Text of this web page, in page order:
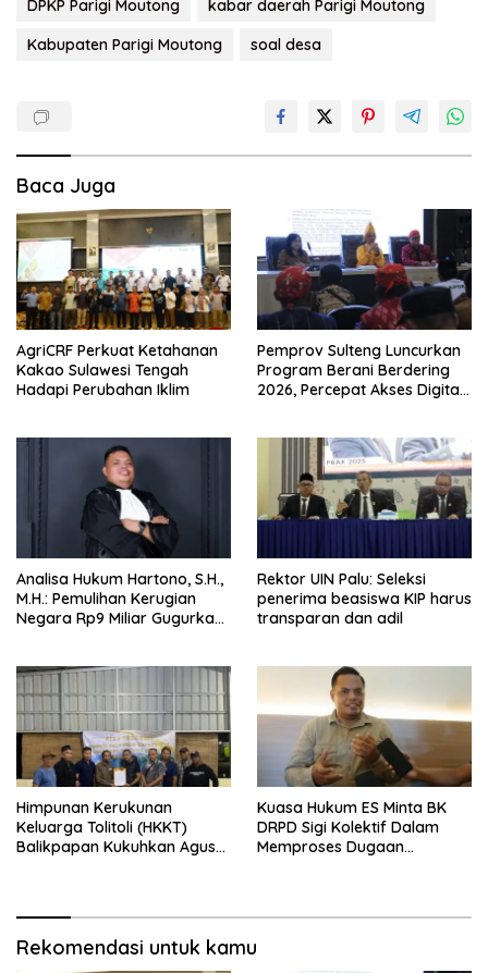
DPKP Parigi Moutong
kabar daerah Parigi Moutong
Kabupaten Parigi Moutong
soal desa
Baca Juga
AgriCRF Perkuat Ketahanan
Kakao Sulawesi Tengah
Hadapi Perubahan Iklim
Pemprov Sulteng Luncurkan
Program Berani Berdering
2026, Percepat Akses Digital
Analisa Hukum Hartono, S.H.,
M.H.: Pemulihan Kerugian
Negara Rp9 Miliar Gugurkan
Bangunan Mess Pemda
Morowali
Rektor UIN Palu: Seleksi
penerima beasiswa KIP harus
transparan dan adil
Himpunan Kerukunan
Keluarga Tolitoli (HKKT)
Balikpapan Kukuhkan Agus
Kuasa Hukum ES Minta BK
DRPD Sigi Kolektif Dalam
Memproses Dugaan
Rekomendasi untuk kamu